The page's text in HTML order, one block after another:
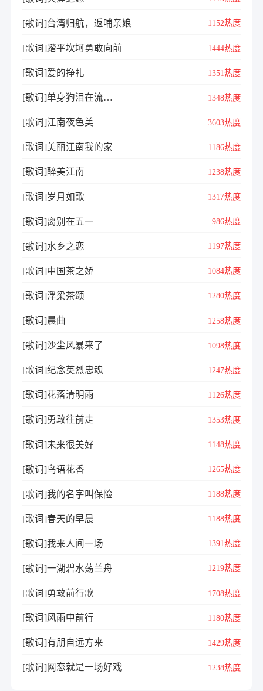
[歌词]台湾归航，返哺亲娘 1152热度
[歌词]踏平坎坷勇敢向前 1444热度
[歌词]爱的挣扎 1351热度
[歌词]单身狗泪在流… 1348热度
[歌词]江南夜色美 3603热度
[歌词]美丽江南我的家 1186热度
[歌词]醉美江南 1238热度
[歌词]岁月如歌 1317热度
[歌词]离别在五一 986热度
[歌词]水乡之恋 1197热度
[歌词]中国茶之娇 1084热度
[歌词]浮梁茶颂 1280热度
[歌词]晨曲 1258热度
[歌词]沙尘风暴来了 1098热度
[歌词]纪念英烈忠魂 1247热度
[歌词]花落清明雨 1126热度
[歌词]勇敢往前走 1353热度
[歌词]未来很美好 1148热度
[歌词]鸟语花香 1265热度
[歌词]我的名字叫保险 1188热度
[歌词]春天的早晨 1188热度
[歌词]我来人间一场 1391热度
[歌词]一湖碧水荡兰舟 1219热度
[歌词]勇敢前行歌 1708热度
[歌词]风雨中前行 1180热度
[歌词]有朋自远方来 1429热度
[歌词]网恋就是一场好戏 1238热度